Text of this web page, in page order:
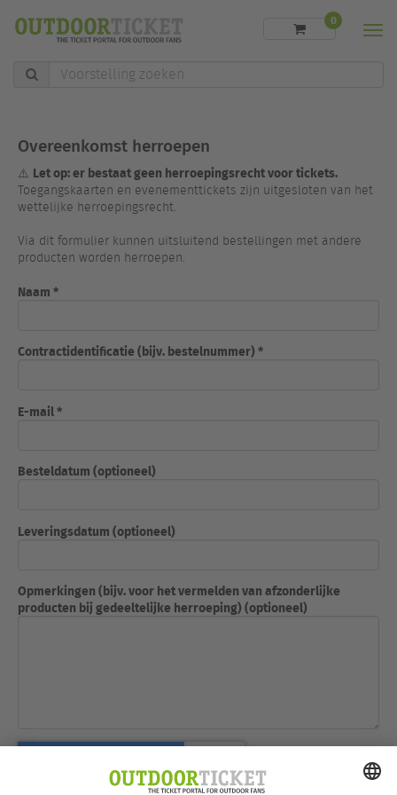
Voorstelling
zoeken
0
Overeenkomst herroepen
⚠️ Let op: er bestaat geen herroepingsrecht voor tickets.
Toegangskaarten en evenementtickets zijn uitgesloten van het
wettelijke herroepingsrecht.
Via dit formulier kunnen uitsluitend bestellingen met andere
producten worden herroepen.
Naam *
Contractidentificatie (bijv. bestelnummer) *
E-mail *
Besteldatum (optioneel)
Leveringsdatum (optioneel)
Opmerkingen (bijv. voor het vermelden van afzonderlijke
producten bij gedeeltelijke herroeping) (optioneel)